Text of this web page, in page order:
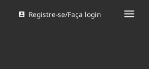
Registre-se/Faça login